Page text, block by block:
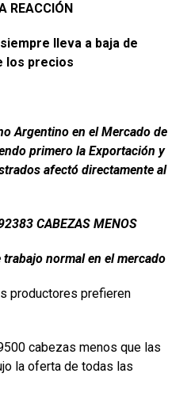
m
p
ar
REACCIÓN
lleva a baja de
los precios
Argentino en el Mercado de
primero la Exportación y
afectó directamente al
CABEZAS MENOS
normal en el mercado
productores prefieren
cabezas menos que las
la oferta de todas las